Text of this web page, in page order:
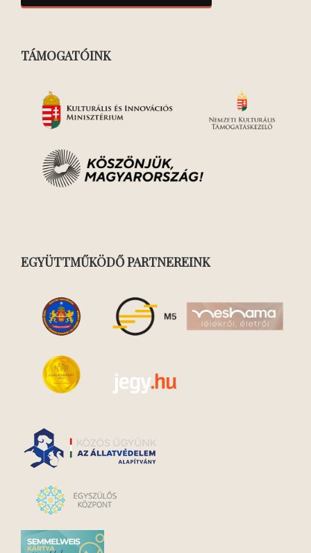
TÁMOGATÓINK
EGYÜTTMŰKÖDŐ PARTNEREINK